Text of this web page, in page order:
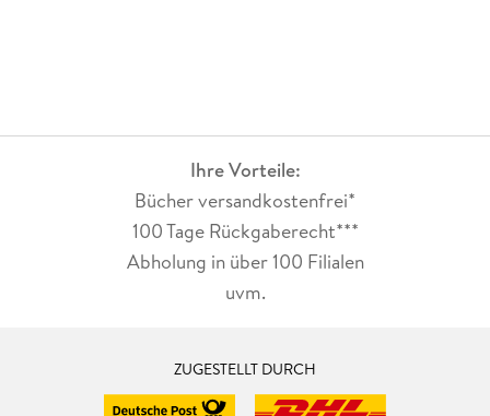
Ihre Vorteile:
Bücher versandkostenfrei*
100 Tage Rückgaberecht***
Abholung in über 100 Filialen
uvm.
ZUGESTELLT DURCH